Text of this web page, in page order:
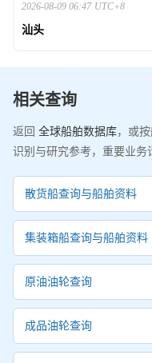
2026-08-09 06:47 UTC+8
汕头
相关查询
返回 全球船舶数据库，或
识别与研究参考，重要业务
散货船查询与船舶资料
集装箱船查询与船舶资料
原油油轮查询
成品油轮查询